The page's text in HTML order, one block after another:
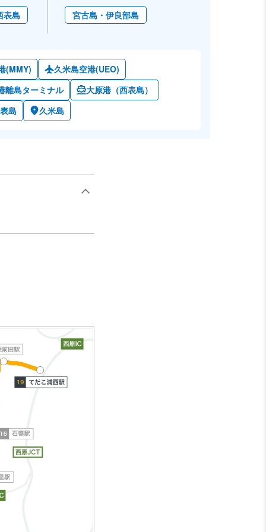
表島 宮古島・伊良部島
(MMY)
久米島空港(UEO)
離島ターミナル
大原港（西表島）
島
久米島